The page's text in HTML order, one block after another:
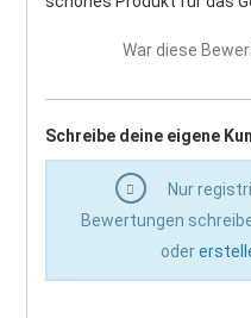
War diese
Schreibe deine eigene
Nur
Bewertungen
oder